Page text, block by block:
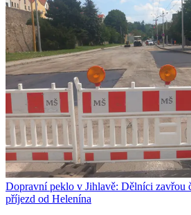
Dopravní peklo v Jihlavě: Dělníci zavřou
příjezd od Helenína